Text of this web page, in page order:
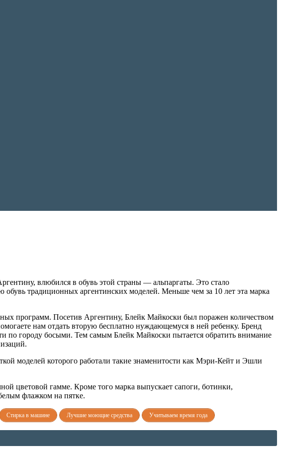
влюбился в обувь этой страны — альпаргаты. Это стало
традиционных аргентинских моделей. Меньше чем за 10 лет эта марка
программ. Посетив Аргентину, Блейк Майкоски был поражен количеством
нам отдать вторую бесплатно нуждающемуся в ней ребенку. Бренд
по городу босыми. Тем самым Блейк Майкоски пытается обратить внимание
моделей которого работали такие знаменитости как Мэри-Кейт и Эшли
цветовой гамме. Кроме того марка выпускает сапоги, ботинки,
флажком на пятке.
Стирка в машине Лучшие моющие средства Учитываем время года